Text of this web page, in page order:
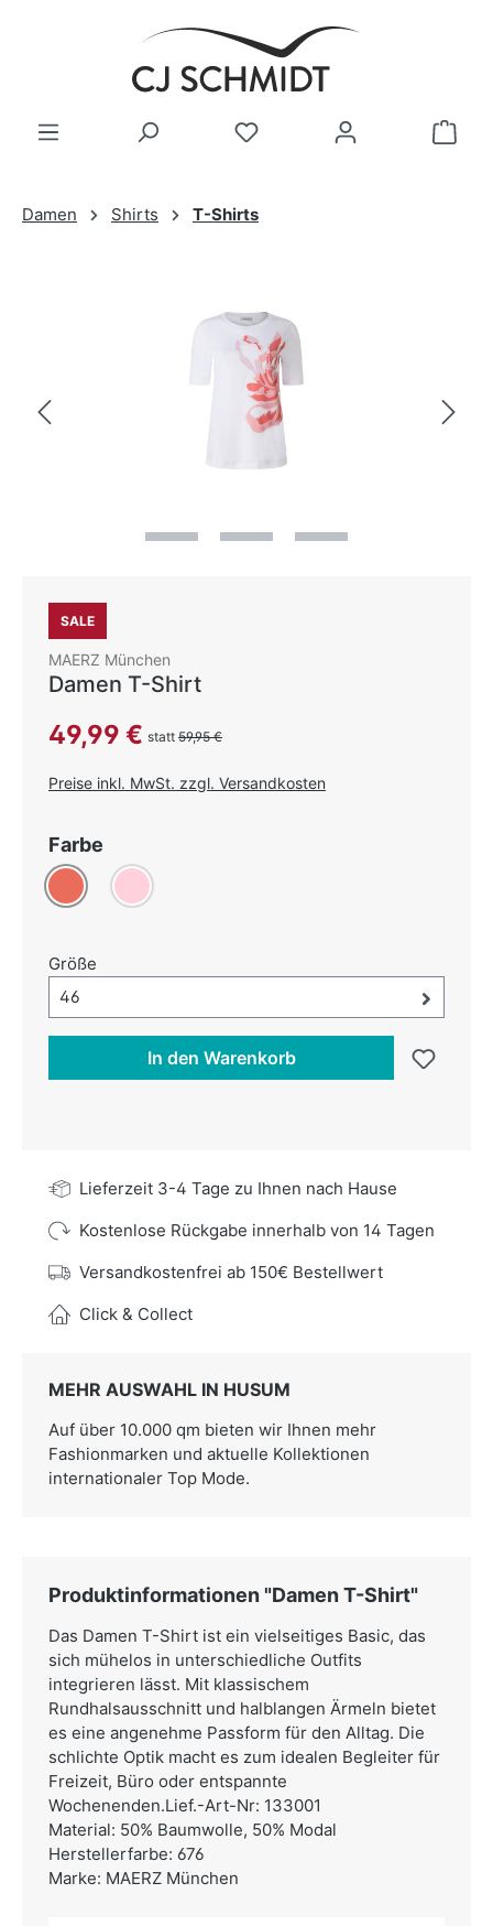
Zum Hauptinhalt springen
Damen Shirts T-Shirts
SALE
MAERZ München
Damen T-Shirt
Verkaufspreis:
49,99 € statt 59,95 €
Preise inkl. MwSt. zzgl. Versandkosten
Farbe
Koralle Rosa
Größe
Größe-Auswahl öffnen, aktuell ausgewählt:
46
In den Warenkorb
Lieferzeit 3-4 Tage zu Ihnen nach Hause
Kostenlose Rückgabe innerhalb von 14 Tagen
Versandkostenfrei ab 150€ Bestellwert
Click & Collect
MEHR AUSWAHL IN HUSUM
Auf über 10.000 qm bieten wir Ihnen mehr
Fashionmarken und aktuelle Kollektionen
internationaler Top Mode.
Produktinformationen "Damen T-Shirt"
Das Damen T-Shirt ist ein vielseitiges Basic, das
sich mühelos in unterschiedliche Outfits
integrieren lässt. Mit klassischem
Rundhalsausschnitt und halblangen Ärmeln bietet
es eine angenehme Passform für den Alltag. Die
schlichte Optik macht es zum idealen Begleiter für
Freizeit, Büro oder entspannte
Wochenenden.Lief.-Art-Nr: 133001
Material: 50% Baumwolle, 50% Modal
Herstellerfarbe: 676
Marke: MAERZ München